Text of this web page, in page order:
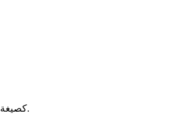
اسحب ملف TS إلى المحول أعلاه، اختر MP3 كصيغة الإخراج، ثم انقر على تحويل. تتم العملية بأكملها محليًا في متصفحك — بدون تسجيل، بدون تثبيت، بدون علامة مائية.